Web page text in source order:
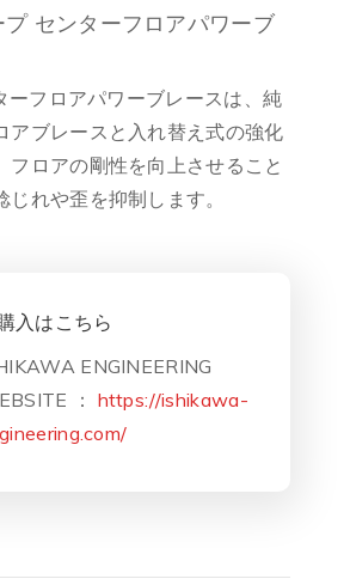
センターフロアパワーブ
ーフロアパワーブレースは、純
アブレースと入れ替え式の強化
フロアの剛性を向上させること
じれや歪を抑制します。
入はこちら
ENGINEERING
： https://ishikawa-